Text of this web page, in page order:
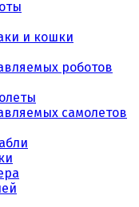
и кошки
роботов
самолетов